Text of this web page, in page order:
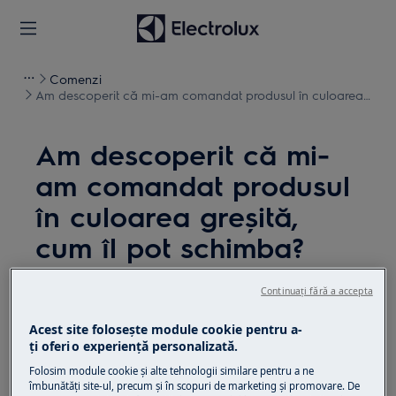
Comenzi
Am descoperit că mi-am comandat produsul în culoarea
Am descoperit că mi-
am comandat produsul
în culoarea greșită,
cum îl pot schimba?
pentru aparatul meu, cum pot schimba
aparatul?
Acest site folosește module cookie pentru a-
ţi oferi o experienţă personalizată.
Folosim module cookie și alte tehnologii similare pentru a ne
îmbunătăţi site-ul, precum și în scopuri de marketing și promovare. De
Continuați fără a accepta